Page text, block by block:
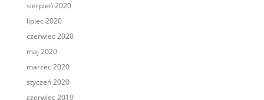
sierpień 2020
lipiec 2020
czerwiec 2020
maj 2020
marzec 2020
styczeń 2020
czerwiec 2019